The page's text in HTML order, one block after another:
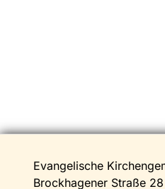
Evangelische
Brockhagener Straße